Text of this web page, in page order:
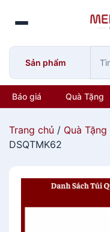
o
Sản phẩm
Báo giá Quà Tặng
Trang chủ / Quà Tặng
DSQTMK62